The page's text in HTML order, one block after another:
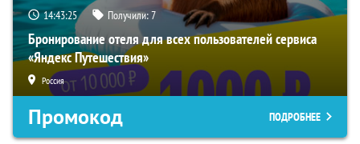
14:43:24 Получили:7
Бронирование отеля для всех пользователей сервиса
«Яндекс Путешествия»
Россия
Промокод ПОДРОБНЕЕ